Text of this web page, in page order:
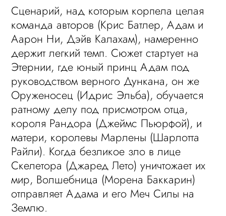
Сценарий, над которым корпела целая
команда авторов (Крис Батлер, Адам и
Аарон Ни, Дэйв Калахам), намеренно
держит легкий темп. Сюжет стартует на
Этернии, где юный принц Адам под
руководством верного Дункана, он же
Оруженосец (Идрис Эльба), обучается
ратному делу под присмотром отца,
короля Рандора (Джеймс Пьюрфой), и
матери, королевы Марлены (Шарлотта
Райли). Когда безликое зло в лице
Скелетора (Джаред Лето) уничтожает их
мир, Волшебница (Морена Баккарин)
отправляет Адама и его Меч Силы на
Землю.